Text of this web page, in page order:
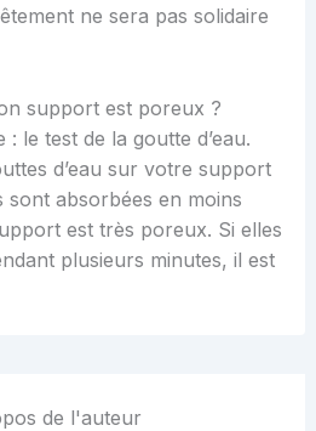
ne sera pas solidaire
support est poreux ?
le test de la goutte d’eau.
d’eau sur votre support
sont absorbées en moins
est très poreux. Si elles
plusieurs minutes, il est
de l'auteur